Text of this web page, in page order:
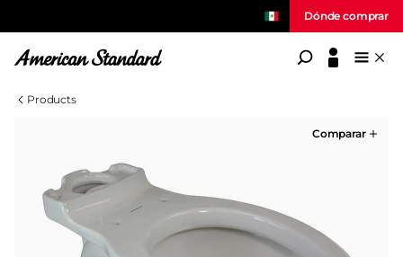
Dónde comprar
American Standard
Products
Comparar